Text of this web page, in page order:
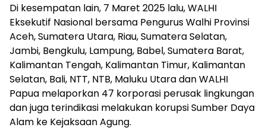
Di kesempatan lain, 7 Maret 2025 lalu, WALHI
Eksekutif Nasional bersama Pengurus Walhi Provinsi
Aceh, Sumatera Utara, Riau, Sumatera Selatan,
Jambi, Bengkulu, Lampung, Babel, Sumatera Barat,
Kalimantan Tengah, Kalimantan Timur, Kalimantan
Selatan, Bali, NTT, NTB, Maluku Utara dan WALHI
Papua melaporkan 47 korporasi perusak lingkungan
dan juga terindikasi melakukan korupsi Sumber Daya
Alam ke Kejaksaan Agung.